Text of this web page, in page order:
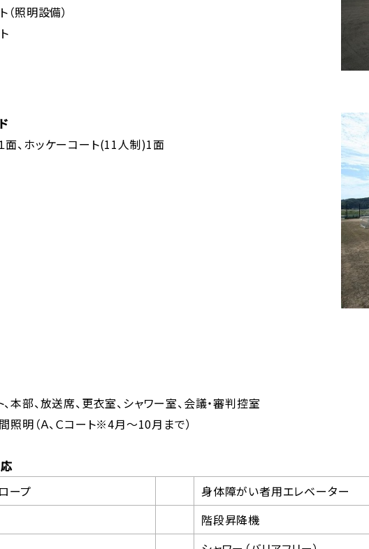
（照明設備）
面、ホッケーコート(11人制)1面
本部、放送席、更衣室、シャワー室、会議・審判控室
照明（Ａ、Ｃコート※4月～10月まで）
ープ
身体障がい者用エレベーター
階段昇降機